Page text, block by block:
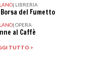
| LIBRERIA
Borsa del Fumetto
| OPERA
al Caffè
TUTTO >